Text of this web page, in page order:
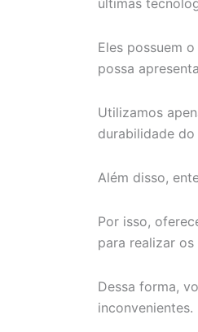
últimas
Eles possuem
possa
Utilizamos
durabilidade
Além disso,
Por isso,
para realizar
Dessa forma,